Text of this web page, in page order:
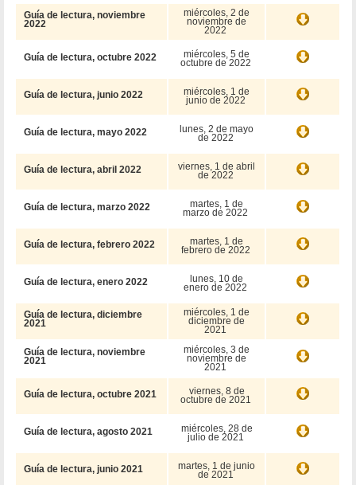
Guía de lectura, noviembre
2022
miércoles, 2 de
noviembre de
2022
Guía de lectura, octubre 2022 miércoles, 5 de
octubre de 2022
Guía de lectura, junio 2022 miércoles, 1 de
junio de 2022
Guía de lectura, mayo 2022 lunes, 2 de mayo
de 2022
Guía de lectura, abril 2022 viernes, 1 de abril
de 2022
Guía de lectura, marzo 2022 martes, 1 de
marzo de 2022
Guía de lectura, febrero 2022 martes, 1 de
febrero de 2022
Guía de lectura, enero 2022 lunes, 10 de
enero de 2022
Guía de lectura, diciembre
2021
miércoles, 1 de
diciembre de
2021
Guía de lectura, noviembre
2021
miércoles, 3 de
noviembre de
2021
Guía de lectura, octubre 2021 viernes, 8 de
octubre de 2021
Guía de lectura, agosto 2021 miércoles, 28 de
julio de 2021
Guía de lectura, junio 2021 martes, 1 de junio
de 2021